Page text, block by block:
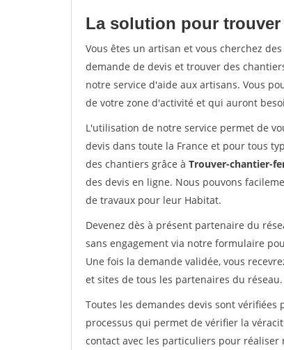
La solution pour
Vous êtes un artisan et vous cherchez
demande de devis et trouver des
notre service d'aide aux artisans. Vous
de votre zone d'activité et qui auront
L'utilisation de notre service permet de
devis dans toute la France et pour tous
des chantiers grâce à Trouver-chantier-
des devis en ligne. Nous pouvons
de travaux pour leur Habitat.
Devenez dès à présent partenaire du
sans engagement via notre formulaire
Une fois la demande validée, vous
et sites de tous les partenaires du réseau.
Toutes les demandes devis sont
processus qui permet de vérifier la
contact avec les particuliers pour